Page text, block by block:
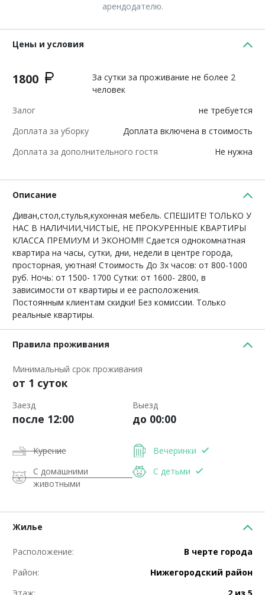
арендодателю.
Цены и условия
1800
За сутки за проживание не более 2
человек
Залог
не требуется
Доплата за уборку
Доплата включена в стоимость
Доплата за дополнительного гостя
Не нужна
Описание
Диван,стол,стулья,кухонная мебель. СПЕШИТЕ! ТОЛЬКО У
НАС В НАЛИЧИИ,ЧИСТЫЕ, НЕ ПРОКУРЕННЫЕ КВАРТИРЫ
КЛАССА ПРЕМИУМ И ЭКОНОМ!!! Сдается однокомнатная
квартира на часы, сутки, дни, недели в центре города,
просторная, уютная! Стоимость До 3х часов: от 800-1000
руб. Ночь: от 1500- 1700 Сутки: от 1600- 2800, в
зависимости от квартиры и ее расположения.
Постоянным клиентам скидки! Без комиссии. Только
реальные квартиры.
Правила проживания
Минимальный срок проживания
от 1 суток
Заезд
после 12:00
Выезд
до 00:00
Курение
Вечеринки
С домашними
животными
С детьми
Жилье
Расположение:
В черте города
Район:
Нижегородский район